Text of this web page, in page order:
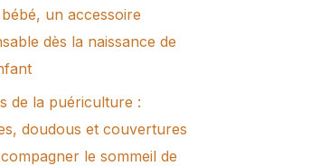
un accessoire
dès la naissance de
de la puériculture :
doudous et couvertures
le sommeil de